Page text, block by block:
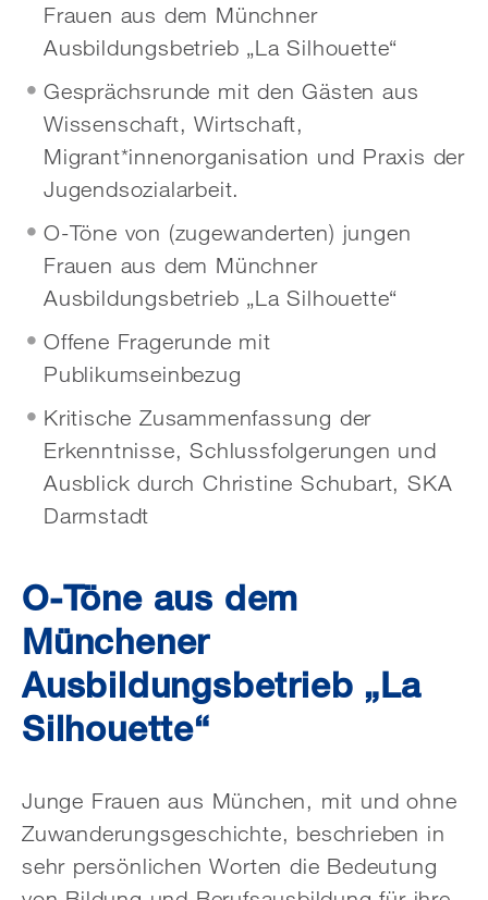
Frauen aus dem Münchner
Ausbildungsbetrieb „La Silhouette“
Gesprächsrunde mit den Gästen aus
Wissenschaft, Wirtschaft,
Migrant*innenorganisation und Praxis der
Jugendsozialarbeit.
O-Töne von (zugewanderten) jungen
Frauen aus dem Münchner
Ausbildungsbetrieb „La Silhouette“
Offene Fragerunde mit
Publikumseinbezug
Kritische Zusammenfassung der
Erkenntnisse, Schlussfolgerungen und
Ausblick durch Christine Schubart, SKA
Darmstadt
O-Töne aus dem
Münchener
Ausbildungsbetrieb „La
Silhouette“
Junge Frauen aus München, mit und ohne
Zuwanderungsgeschichte, beschrieben in
sehr persönlichen Worten die Bedeutung